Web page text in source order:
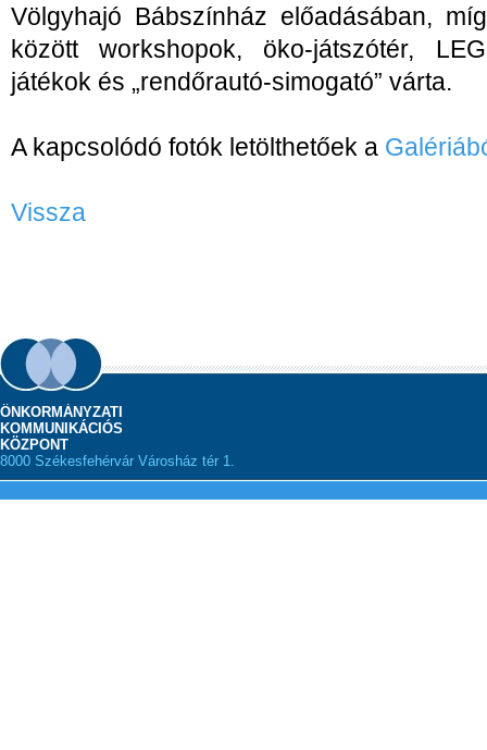
Völgyhajó Bábszínház előadásában,
között workshopok, öko-játszótér,
játékok és „rendőrautó-simogató” várta.
A kapcsolódó fotók letölthetőek a
Vissza
ÖNKORMÁNYZATI
KOMMUNIKÁCIÓS
KÖZPONT
8000 Székesfehérvár Városház tér 1.